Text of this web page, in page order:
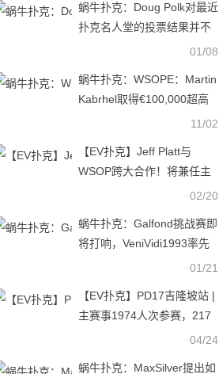
蜗牛扑克：Doug Polk对最近
扑克名人堂的投票结果并不
01/08
蜗牛扑克：WSOPE：Martin
Kabrhel取得€100,000超高
11/02
【EV扑克】Jeff Platt与
WSOP跨大合作！将兼任主
02/20
蜗牛扑克：Galfond挑战赛即
将打响，VeniVidi1993率先
01/21
【EV扑克】PD17吉隆坡站 |
主赛事1974人次参赛，217
人晋级；马浩辉再斩豪客赛
04/24
蜗牛扑克：MaxSilver提出如